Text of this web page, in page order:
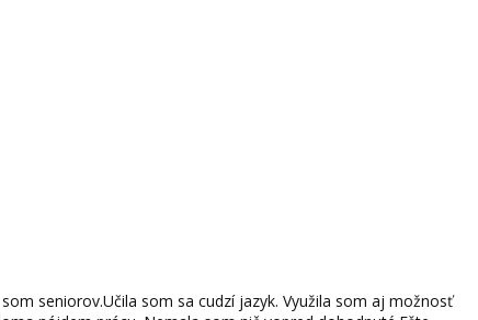
seniorov.Učila som sa cudzí jazyk. Využila som aj možnosť